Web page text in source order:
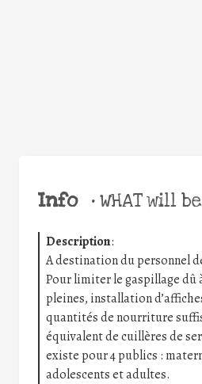
Info •WHAT will
Description:
A destination du personnel
Pour limiter le gaspillage dû
pleines, installation
quantités de nourriture
équivalent de cuillères de
existe pour 4 publics :
adolescents et adultes.